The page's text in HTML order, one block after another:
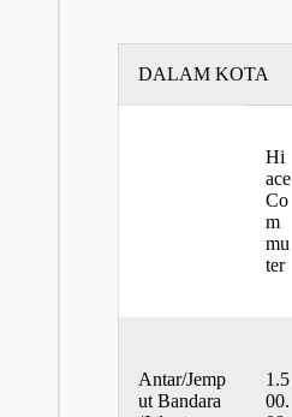
DALAM KOTA
Hi
ace
Co
m
mu
ter
Antar/Jemp
ut Bandara
1.5
00.